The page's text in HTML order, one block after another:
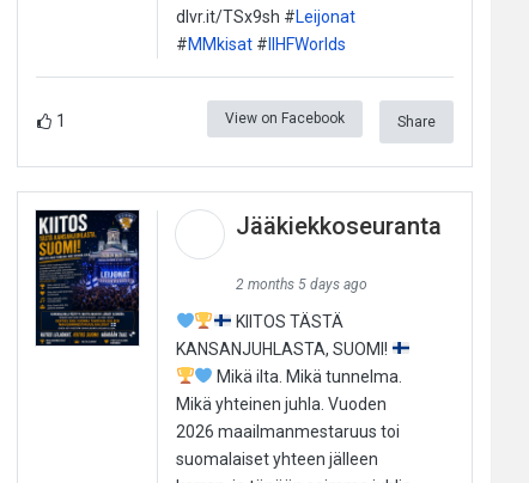
dlvr.it/TSx9sh #Leijonat
#MMkisat#IIHFWorlds
1 View on Facebook Share
Jääkiekkoseuranta
2 months 5 days ago
KIITOS TÄSTÄ
KANSANJUHLASTA, SUOMI!
Mikä ilta. Mikä tunnelma.
Mikä yhteinen juhla. Vuoden
2026 maailmanmestaruus toi
suomalaiset yhteen jälleen